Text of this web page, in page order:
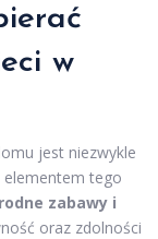
w
jest niezwykle
elementem tego
zabawy i
oraz zdolności